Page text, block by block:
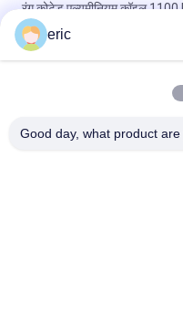
रंग कोटेड एल्यूमीनियम कॉइल 1100
प्री-पेंट किया गया। एल्यूमीनियम
एल्यूमीनियम पीवीडीएफ पेंट
भवन निर्माण सामग्री के लिए
eric
Good day, what product